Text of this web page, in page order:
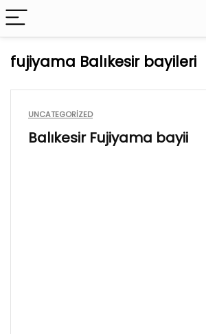
fujiyama Balıkesir bayileri
UNCATEGORIZED
Balıkesir Fujiyama bayii